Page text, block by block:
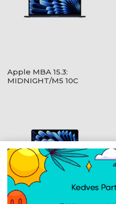
Apple MBA 15.3:
MIDNIGHT/M5 10C